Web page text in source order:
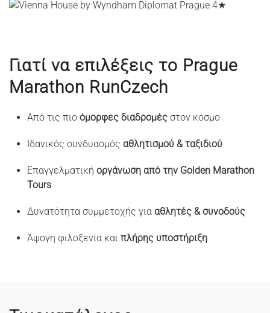
Γιατί να επιλέξεις το Prague
Marathon RunCzech
Από τις πιο όμορφες διαδρομές στον κόσμο
Ιδανικός συνδυασμός αθλητισμού & ταξιδιού
Επαγγελματική οργάνωση από την Golden Marathon
Tours
Δυνατότητα συμμετοχής για αθλητές & συνοδούς
Άψογη φιλοξενία και πλήρης υποστήριξη